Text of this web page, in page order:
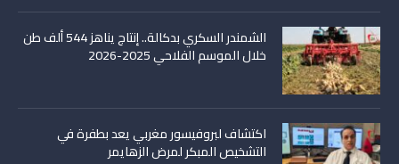
الشمندر السكري بدكالة.. إنتاج يناهز 544 ألف طن
خلال الموسم الفلاحي 2025-2026
اكتشاف لبروفيسور مغربي يعد بطفرة في
التشخيص المبكر لمرض الزهايمر